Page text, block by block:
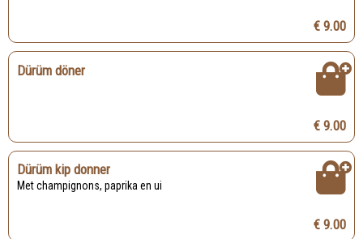
€ 9.00
Dürüm döner
€ 9.00
Dürüm kip donner
Met champignons, paprika en ui
€ 9.00